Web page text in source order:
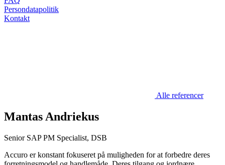
Persondatapolitik
Kontakt
Alle referencer
Mantas Andriekus
Senior SAP PM Specialist, DSB
Accuro er konstant fokuseret på muligheden for at forbedre deres